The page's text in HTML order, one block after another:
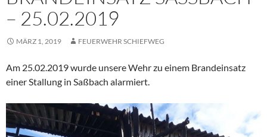
25.02.2019
MÄRZ 1, 2019 FEUERWEHR SCHIEFWEG
Am 25.02.2019 wurde unsere Wehr zu einem Brandeinsatz
einer Stallung in Saßbach alarmiert.